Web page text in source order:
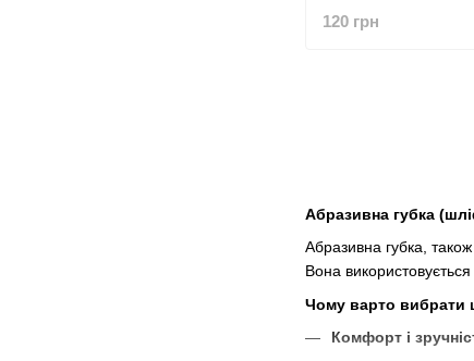
Абразивна губка
Абразивна губка,
Вона
Чому варто вибрати
Комфорт і
120 грн